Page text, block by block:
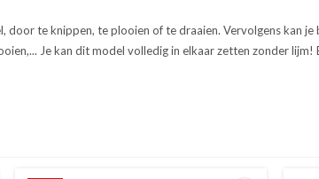
te knippen, te plooien of te draaien. Vervolgens kan je
Je kan dit model volledig in elkaar zetten zonder lijm!